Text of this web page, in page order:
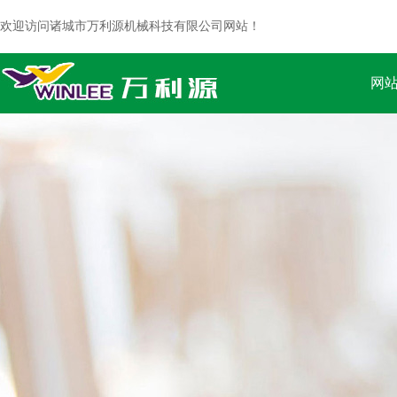
欢迎访问诸城市万利源机械科技有限公司网站！
网